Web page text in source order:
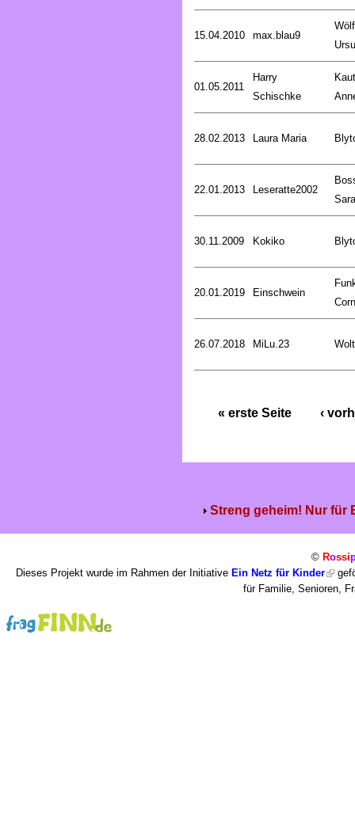
15.04.2010 max.blau9
01.05.2011
Harry
Schischke
28.02.2013 Laura Maria
22.01.2013 Leseratte2002
30.11.2009 Kokiko
20.01.2019 Einschwein
26.07.2018 MiLu.23
« erste Seite ‹
Streng geheim! Nur für
© Rossi
Dieses Projekt wurde im Rahmen der Initiative Ein Netz für Kinder
für Familie, Senioren,